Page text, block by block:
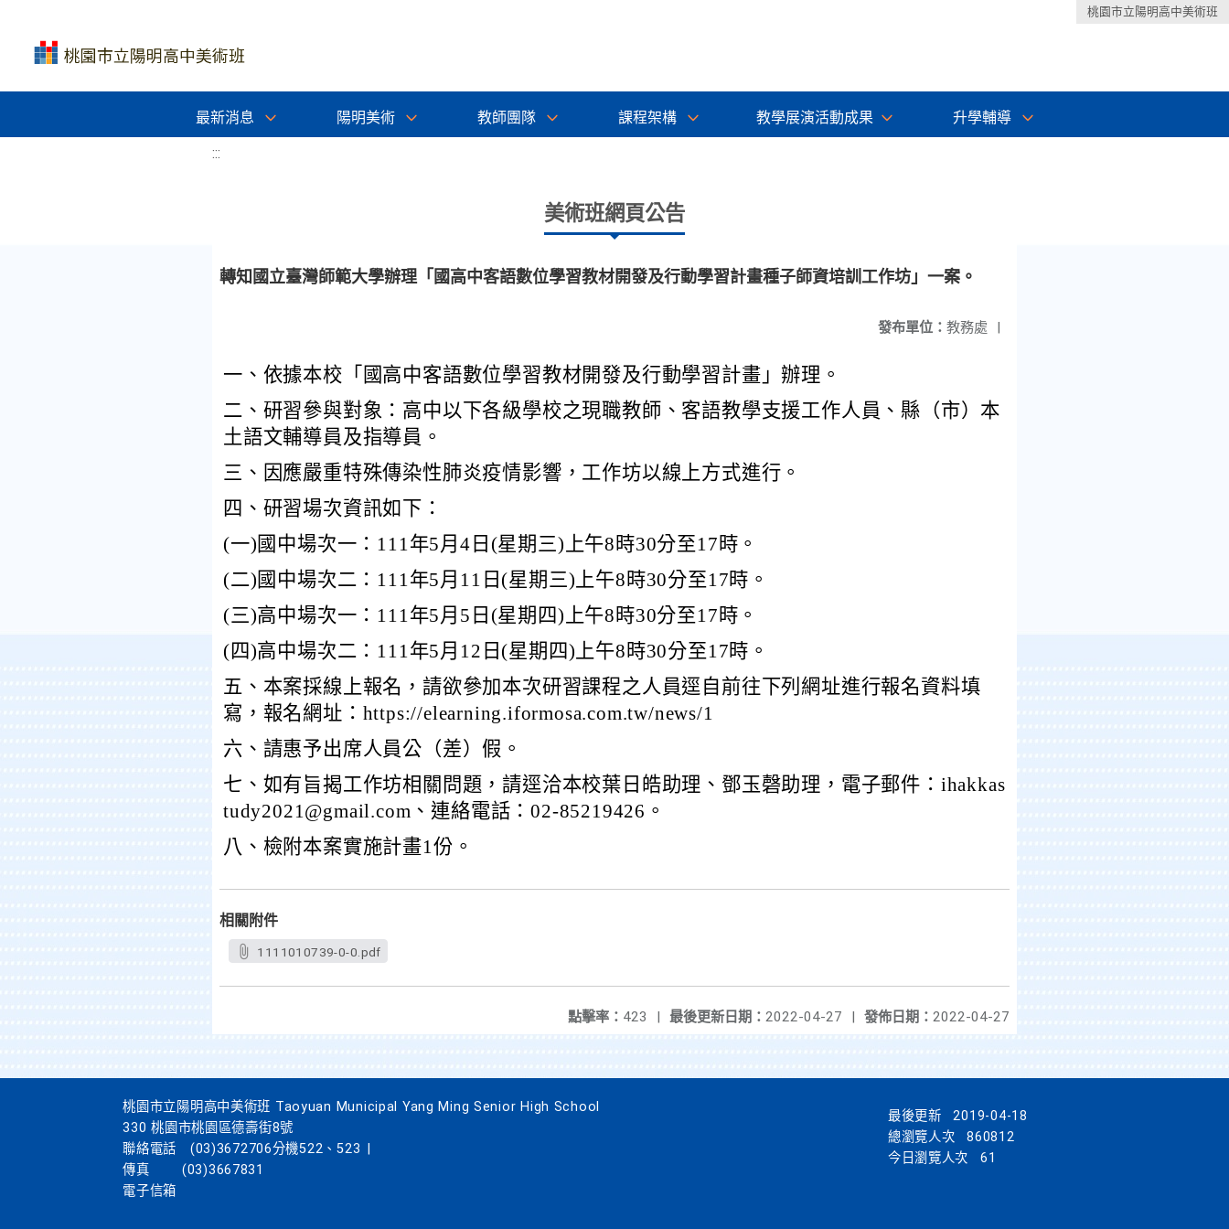
桃園市立陽明高中美術班
最新消息 陽明美術 教師團隊 課程架構 教學展演活動成果 升學輔導
:::
美術班網頁公告
轉知國立臺灣師範大學辦理「國高中客語數位學習教材開發及行動學習計畫種子師資培訓工作坊」一案。
發布單位： 教務處 |
一、依據本校「國高中客語數位學習教材開發及行動學習計畫」辦理。
二、研習參與對象：高中以下各級學校之現職教師、客語教學支援工作人員、縣（市）本
土語文輔導員及指導員。
三、因應嚴重特殊傳染性肺炎疫情影響，工作坊以線上方式進行。
四、研習場次資訊如下：
(一)國中場次一：111年5月4日(星期三)上午8時30分至17時。
(二)國中場次二：111年5月11日(星期三)上午8時30分至17時。
(三)高中場次一：111年5月5日(星期四)上午8時30分至17時。
(四)高中場次二：111年5月12日(星期四)上午8時30分至17時。
五、本案採線上報名，請欲參加本次研習課程之人員逕自前往下列網址進行報名資料填
寫，報名網址：https://elearning.iformosa.com.tw/news/1
六、請惠予出席人員公（差）假。
七、如有旨揭工作坊相關問題，請逕洽本校葉日皓助理、鄧玉磬助理，電子郵件：ihakkas
tudy2021@gmail.com、連絡電話：02-85219426。
八、檢附本案實施計畫1份。
相關附件
1111010739-0-0.pdf
發佈日期： 2022-04-27
最後更新日期： 2022-04-27 |
點擊率： 423 |
桃園市立陽明高中美術班 Taoyuan Municipal Yang Ming Senior High School
330 桃園市桃園區德壽街8號
聯絡電話
(03)3672706分機522、523
傳真
(03)3667831
電子信箱
最後更新
2019-04-18
總瀏覽人次
860812
今日瀏覽人次
61